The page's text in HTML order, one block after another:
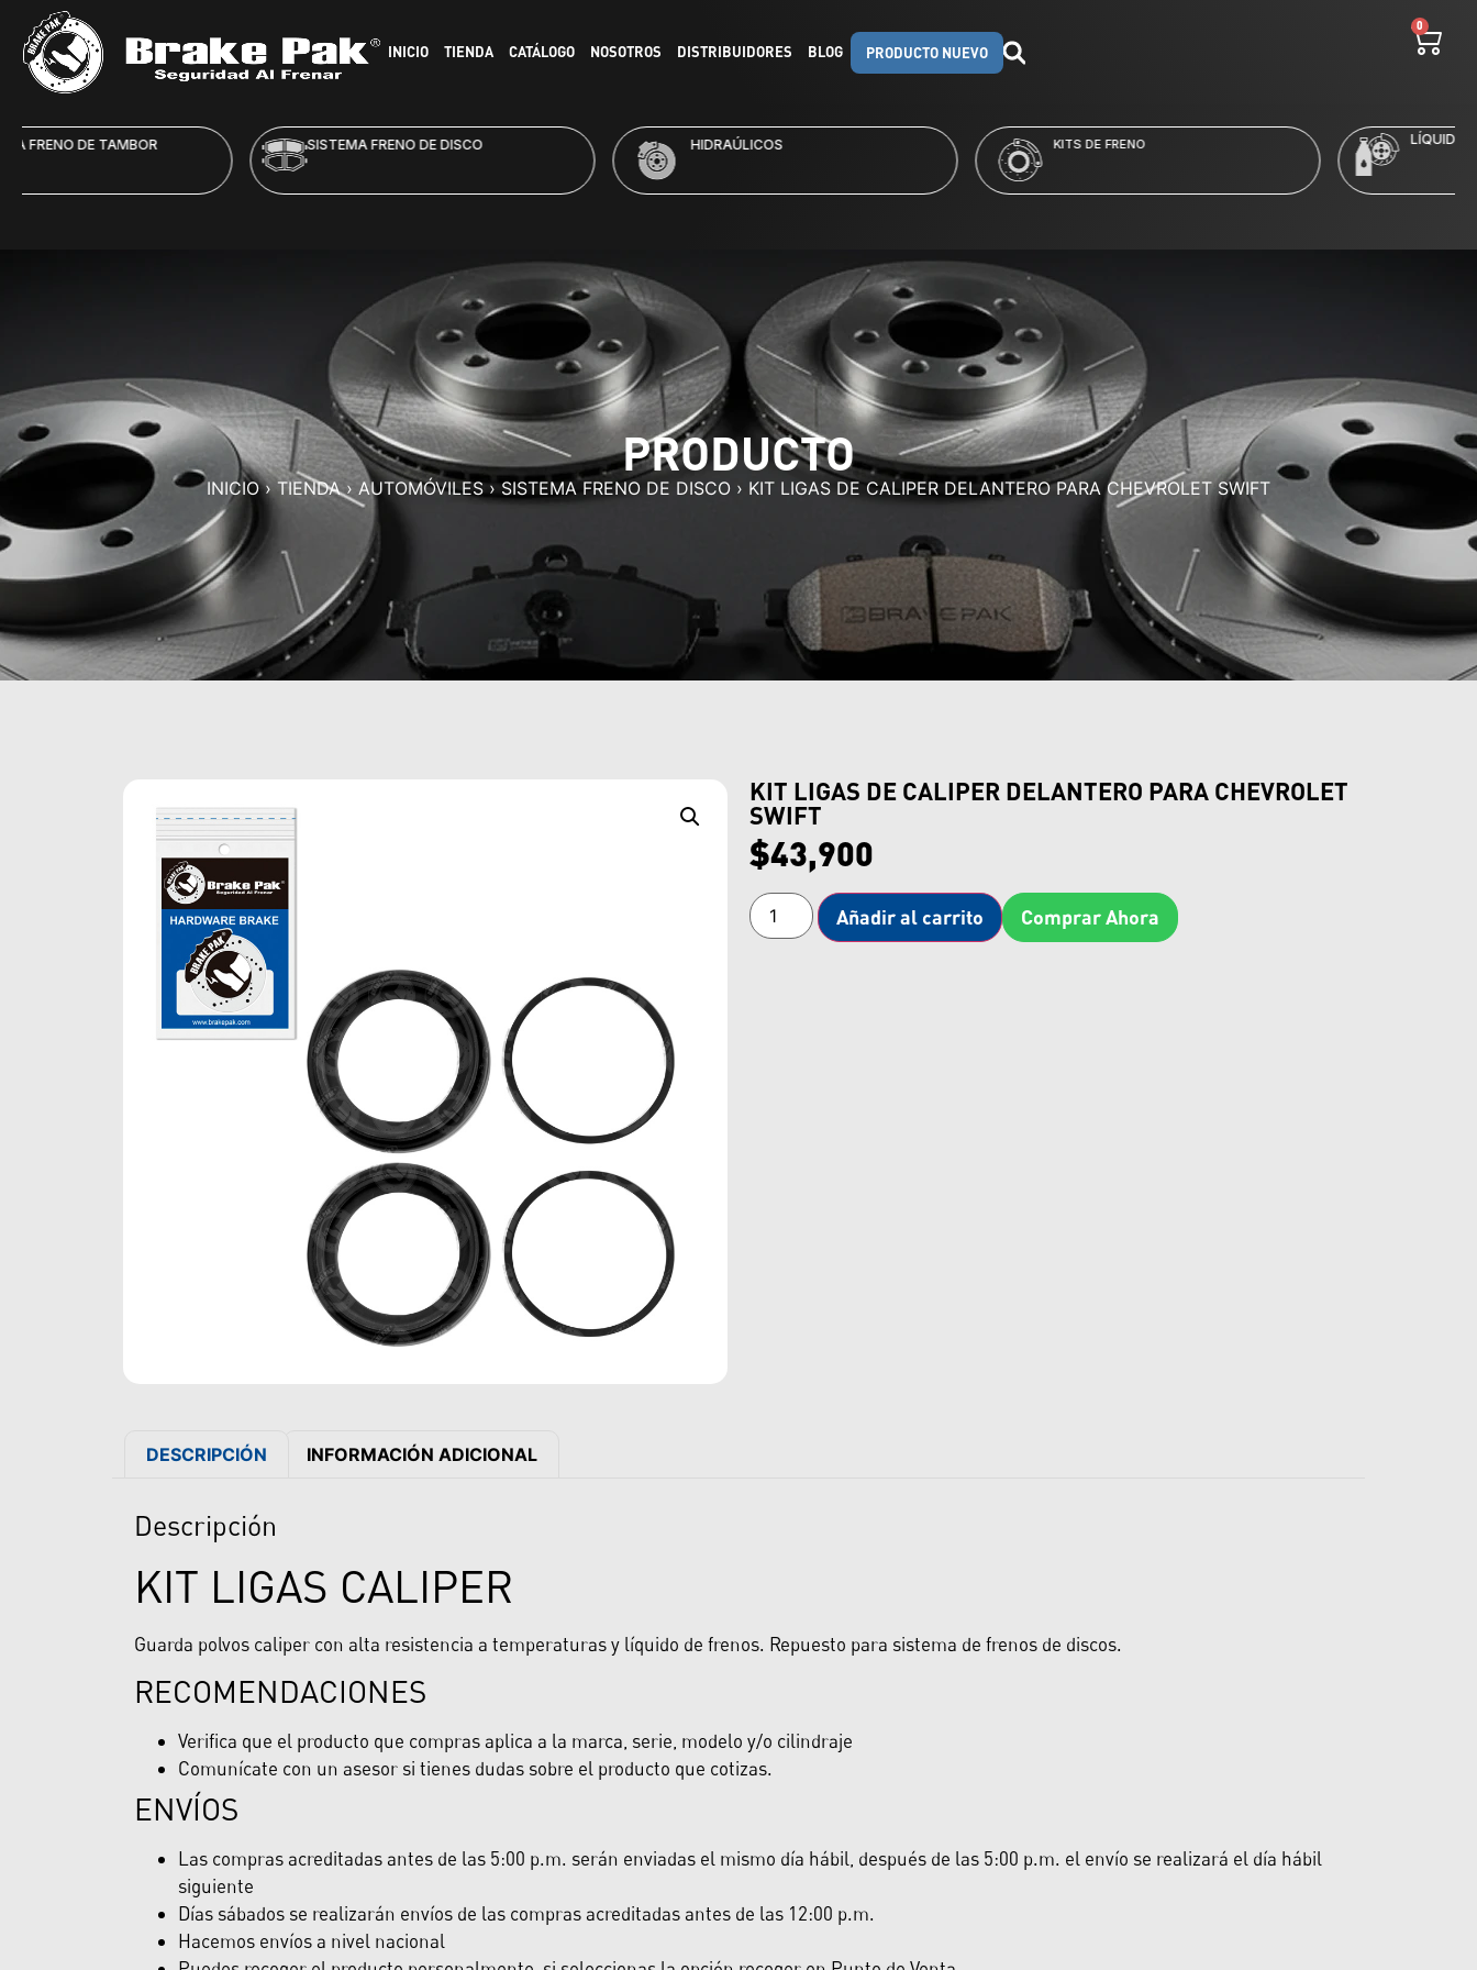
INICIO TIENDA CATÁLOGO NOSOTROS DISTRIBUIDORES BLOG PRODUCTO NUEVO
0
SISTEMA FRENO DE DISCO HIDRAÚLICOS LÍQUIDO Y LIMPIADORES
PRODUCTO
INICIO›TIENDA› AUTOMÓVILES›SISTEMA FRENO DE DISCO › KIT LIGAS DE CALIPER DELANTERO PARA CHEVROLET SWIFT
KIT LIGAS DE CALIPER DELANTERO PARA CHEVROLET
SWIFT
$43,900
Añadir al carrito Comprar Ahora
DESCRIPCIÓN INFORMACIÓN ADICIONAL
Descripción
KIT LIGAS CALIPER
Guarda polvos caliper con alta resistencia a temperaturas y líquido de frenos. Repuesto para sistema de frenos de discos.
RECOMENDACIONES
Verifica que el producto que compras aplica a la marca, serie, modelo y/o cilindraje
Comunícate con un asesor si tienes dudas sobre el producto que cotizas.
ENVÍOS
Las compras acreditadas antes de las 5:00 p.m. serán enviadas el mismo día hábil, después de las 5:00 p.m. el envío se realizará el día hábil
siguiente
Días sábados se realizarán envíos de las compras acreditadas antes de las 12:00 p.m.
Hacemos envíos a nivel nacional